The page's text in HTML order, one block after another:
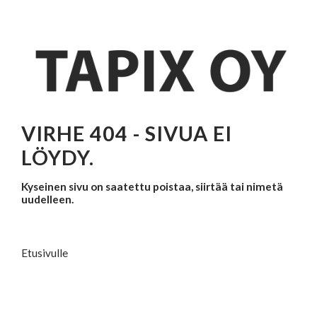
VIRHE 404 - SIVUA EI
LÖYDY.
Kyseinen sivu on saatettu poistaa, siirtää tai nimetä
uudelleen.
Etusivulle